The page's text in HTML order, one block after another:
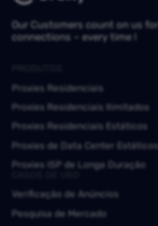
Our Customers count on us
connections – every time !
Proxies Residenciais
Proxies Residenciais Ilimitados
Proxies Residenciais Estáticos
Proxies de Data Center Estáticos
Proxies ISP de Longa Duração
Verificação de Anúncios
Pesquisa de Mercado